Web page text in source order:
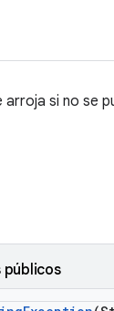
arroja si no se